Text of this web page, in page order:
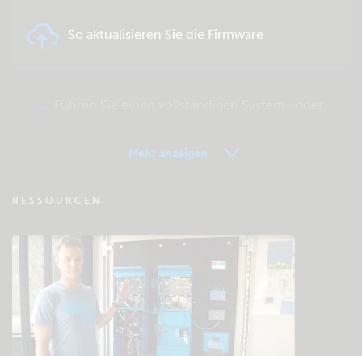
So aktualisieren Sie die Firmware
VRM - Fernüberwachung FAQ
Besuchen Sie die Wissensdatenbank der
Community
Mehr anzeigen
RESSOURCEN